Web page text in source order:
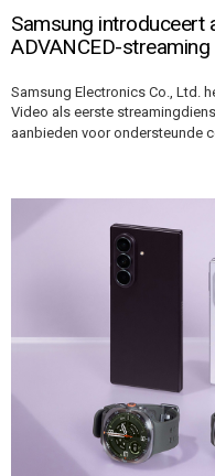
Samsung introduceert
ADVANCED-
Samsung Electronics Co., Ltd.
Video als eerste
aanbieden voor ondersteunde